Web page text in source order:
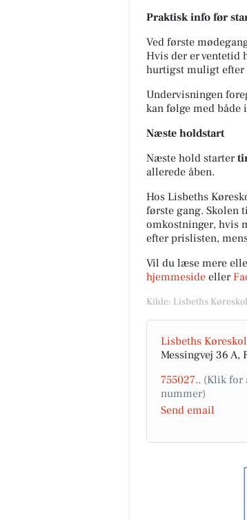
Praktisk info før
Ved første
Hvis der er ventetid
hurtigst muligt efter
Undervisningen
kan følge med både
Næste holdstart
Næste hold starter
allerede åben.
Hos Lisbeths
første gang. Skolen
omkostninger, hvis
efter prislisten,
Vil du læse mere
hjemmeside eller
Kilde: Lisbeths
Lisbeths
Messingvej 36 A,
755027..
Send email